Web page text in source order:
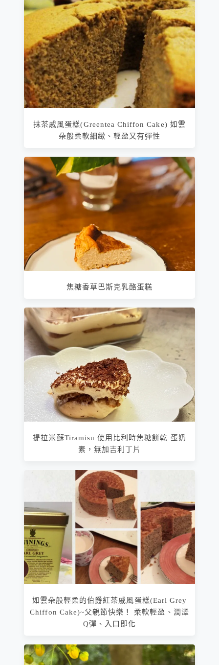
抹茶戚風蛋糕(Greentea Chiffon Cake) 如雲
朵般柔軟細緻、輕盈又有彈性
焦糖香草巴斯克乳酪蛋糕
提拉米蘇Tiramisu 使用比利時焦糖餅乾 蛋奶
素，無加吉利丁片
如雲朵般輕柔的伯爵紅茶戚風蛋糕(Earl Grey
Chiffon Cake)~父親節快樂！ 柔軟輕盈、潤澤
Q彈、入口即化